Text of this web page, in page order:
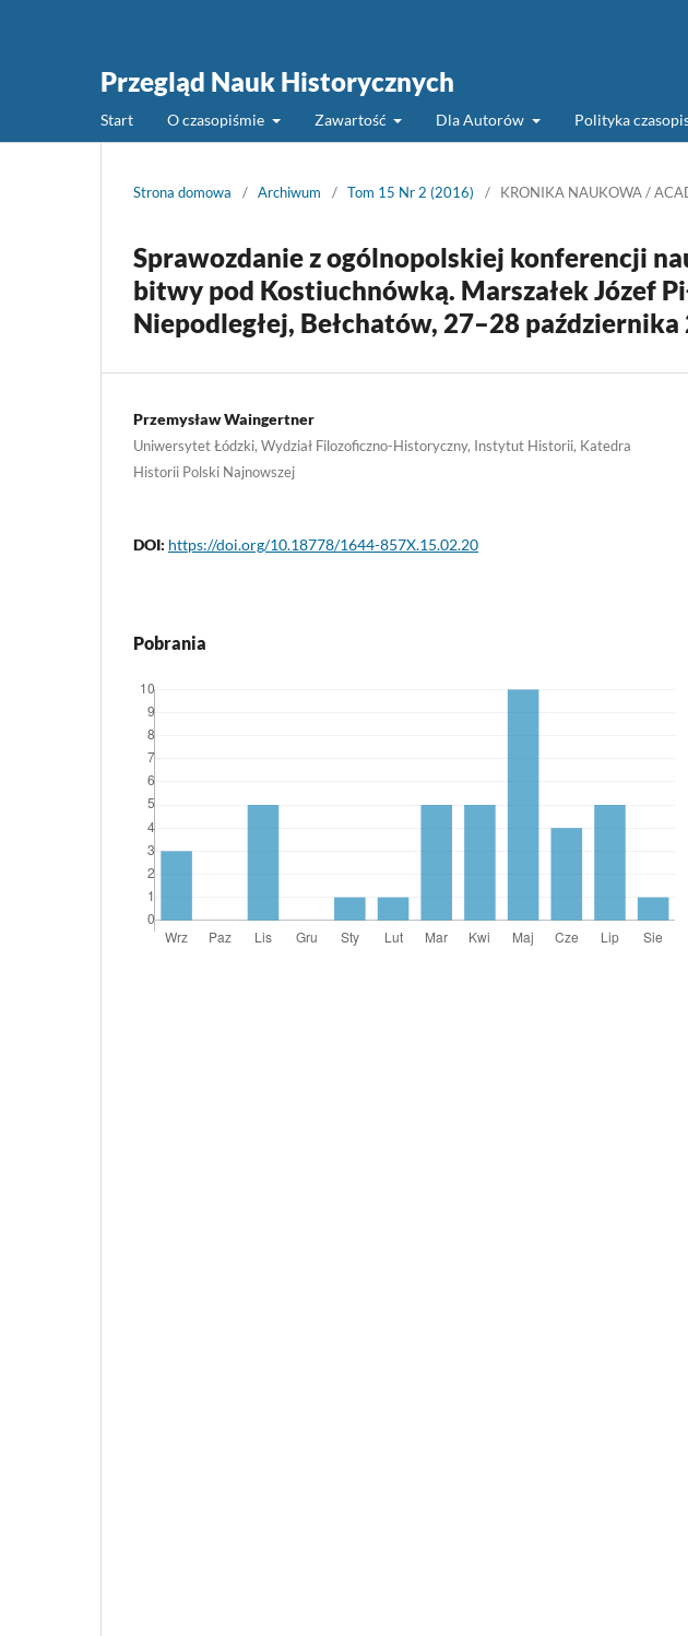
Przegląd Nauk Historycznych
Start O czasopiśmie Zawartość Dla Autorów Polityka
Strona domowa / Archiwum / Tom 15 Nr 2 (2016) / KRONIKA NAUKOWA /
Sprawozdanie z ogólnopolskiej konferencji
bitwy pod Kostiuchnówką. Marszałek Józef
Niepodległej, Bełchatów, 27–28
Przemysław Waingertner
Uniwersytet Łódzki, Wydział Filozoficzno-Historyczny, Instytut Historii, Katedra
Historii Polski Najnowszej
DOI: https://doi.org/10.18778/1644-857X.15.02.20
Pobrania